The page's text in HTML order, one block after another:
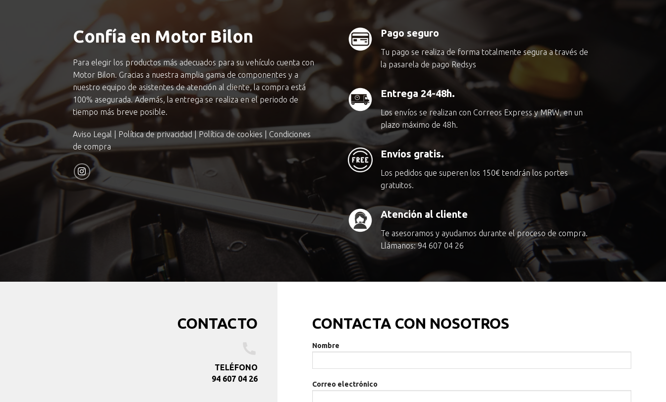
50,07 €
Confía en Motor Bilon
Para elegir los productos más adecuados para su vehículo cuenta con
Motor Bilon. Gracias a nuestra amplia gama de componentes y a
nuestro equipo de asistentes de atención al cliente, la compra está
100% asegurada. Además, la entrega se realiza en el periodo de
tiempo más breve posible.
Aviso Legal Política de privacidad Política de cookies
Condiciones
de compra
Pago seguro
Tu pago se realiza de forma totalmente segura a través de
la pasarela de pago Redsys
Entrega 24-48h.
Los envíos se realizan con Correos Express y MRW, en un
plazo máximo de 48h.
Envíos gratis.
Los pedidos que superen los 150€ tendrán los portes
gratuitos.
Atención al cliente
Te asesoramos y ayudamos durante el proceso de compra.
Llámanos:94 607 04 26
CONTACTO
TELÉFONO
94 607 04 26
CONTACTA CON NOSOTROS
Nombre
Correo electrónico